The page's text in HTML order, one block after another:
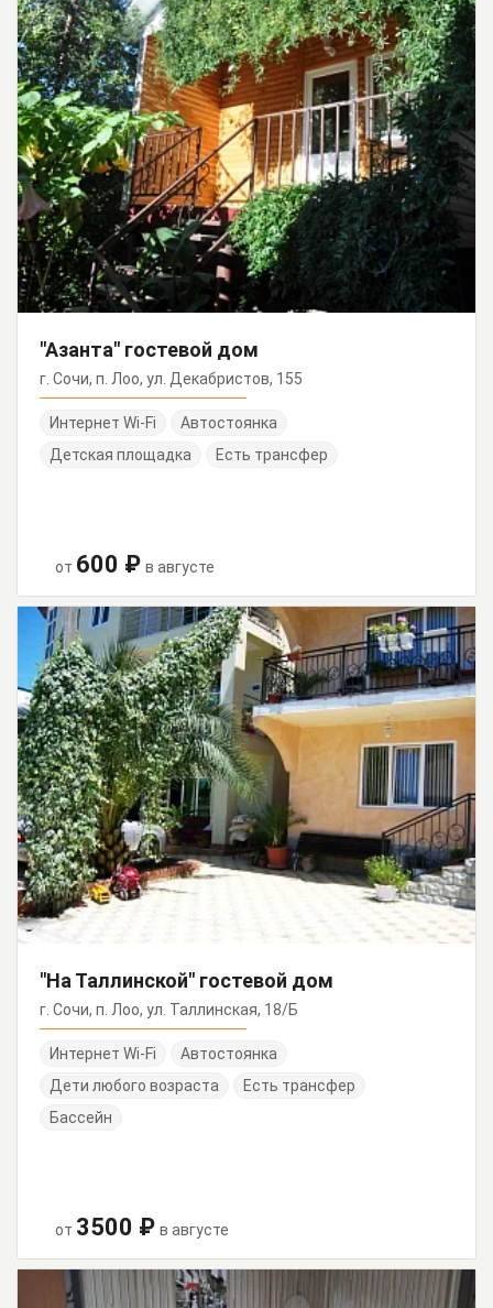
"Азанта" гостевой дом
г. Сочи, п. Лоо, ул. Декабристов, 155
Интернет Wi-Fi
Автостоянка
Детская площадка
Есть трансфер
от 600 ₽ в августе
"На Таллинской" гостевой дом
г. Сочи, п. Лоо, ул. Таллинская, 18/Б
Интернет Wi-Fi
Автостоянка
Дети любого возраста
Есть трансфер
Бассейн
от 3500 ₽ в августе